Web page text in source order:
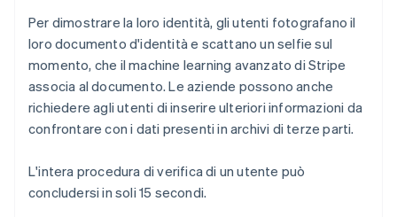
Per dimostrare la loro identità, gli utenti fotografano il
loro documento d'identità e scattano un selfie sul
momento, che il machine learning avanzato di Stripe
associa al documento. Le aziende possono anche
richiedere agli utenti di inserire ulteriori informazioni da
confrontare con i dati presenti in archivi di terze parti.
L'intera procedura di verifica di un utente può
concludersi in soli 15 secondi.